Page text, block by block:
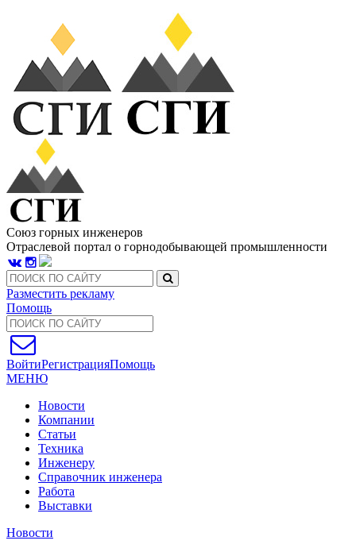
Союз горных инженеров
Отраслевой портал о горнодобывающей промышленности
Разместить рекламу
Помощь
ВойтиРегистрацияПомощь
МЕНЮ
Новости
Компании
Статьи
Техника
Инженеру
Справочник инженера
Работа
Выставки
Новости